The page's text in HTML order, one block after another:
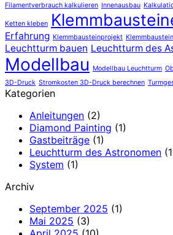
Filamentverbrauch kalkulieren Innenausbau
Ketten kleben
Erfahrung Klemmbausteinprojekt
Leuchtturm bauen Leuchtturm des
Modellbau Modellbau Leuchtturm
3D-Druck Stromkosten 3D-Druck berechnen
Kategorien
Anleitungen (2)
Diamond Painting (1)
Gastbeiträge (1)
Leuchtturm des Astronomen
System (1)
Archiv
September 2025 (1)
Mai 2025 (3)